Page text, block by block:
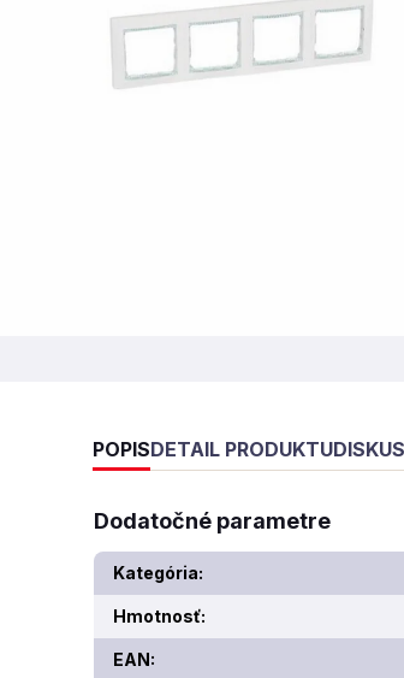
POPISDETAIL PRODUKTU
Dodatočné parametre
Kategória:
Hmotnosť:
EAN: